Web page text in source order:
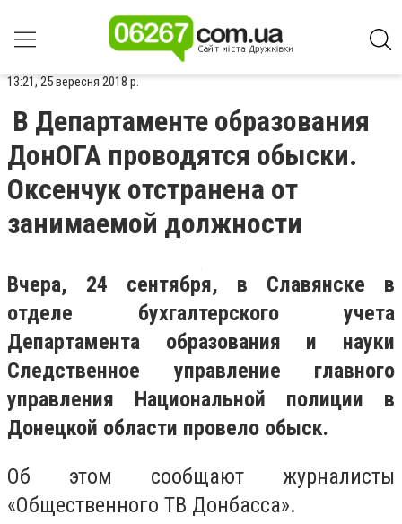
13:21, 25 вересня 2018 р.
В Департаменте образования
ДонОГА проводятся обыски.
Оксенчук отстранена от
занимаемой должности
Вчера, 24 сентября, в Славянске в
отделе бухгалтерского учета
Департамента образования и науки
Следственное управление главного
управления Национальной полиции в
Донецкой области провело обыск.
Об этом сообщают журналисты
«Общественного ТВ Донбасса».